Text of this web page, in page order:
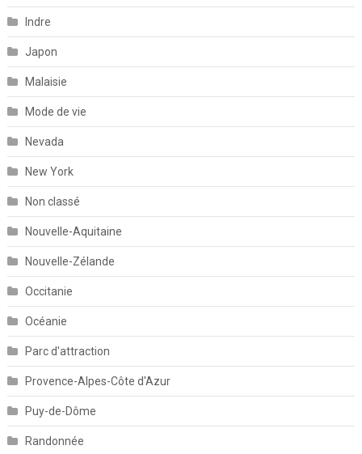
Indre
Japon
Malaisie
Mode de vie
Nevada
New York
Non classé
Nouvelle-Aquitaine
Nouvelle-Zélande
Occitanie
Océanie
Parc d'attraction
Provence-Alpes-Côte d'Azur
Puy-de-Dôme
Randonnée